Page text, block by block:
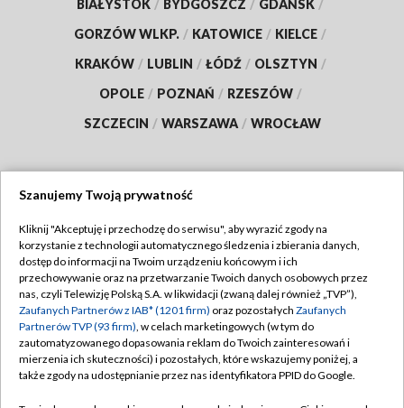
BIAŁYSTOK / BYDGOSZCZ / GDAŃSK /
GORZÓW WLKP. / KATOWICE / KIELCE /
KRAKÓW / LUBLIN / ŁÓDŹ / OLSZTYN /
OPOLE / POZNAŃ / RZESZÓW /
SZCZECIN / WARSZAWA / WROCŁAW
TVP
Abonament TVP
Emisja w TVP
Centrum informacji TVP
Naziemna Telewizja Cyfrowa
Regulamin TVP
Polityka prywatności
Moje zgody
Pomoc
Szanujemy Twoją prywatność
Kliknij "Akceptuję i przechodzę do serwisu", aby wyrazić zgody na
korzystanie z technologii automatycznego śledzenia i zbierania danych,
dostęp do informacji na Twoim urządzeniu końcowym i ich
przechowywanie oraz na przetwarzanie Twoich danych osobowych przez
nas, czyli Telewizję Polską S.A. w likwidacji (zwaną dalej również „TVP”),
Zaufanych Partnerów z IAB* (1201 firm) oraz pozostałych Zaufanych
Partnerów TVP (93 firm), w celach marketingowych (w tym do
zautomatyzowanego dopasowania reklam do Twoich zainteresowań i
mierzenia ich skuteczności) i pozostałych, które wskazujemy poniżej, a
także zgody na udostępnianie przez nas identyfikatora PPID do Google.